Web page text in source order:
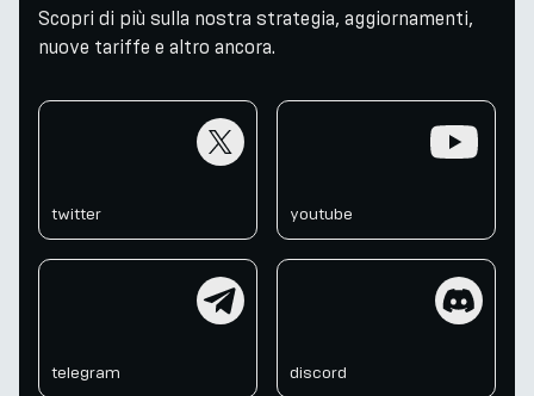
Scopri di più sulla nostra strategia, aggiornamenti,
nuove tariffe e altro ancora.
twitter youtube
telegram discord